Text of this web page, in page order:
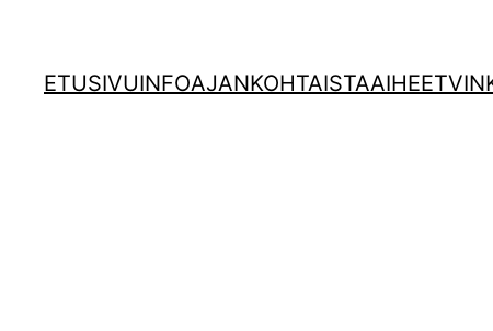
ETUSIVUINFOAJANKOHTAISTAAIHEET